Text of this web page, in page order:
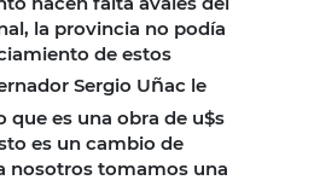
la provincia no podía
de estos
Sergio Uñac le
que es una obra de u$s
es un cambio de
nosotros tomamos una